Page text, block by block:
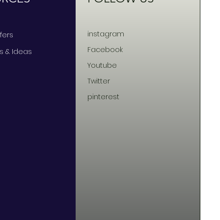
& Ideas
instagram
Facebook
Youtube
Twitter
pinterest